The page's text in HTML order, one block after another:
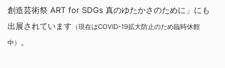
創造芸術祭 ART for SDGs 真のゆたかさのために」にも
出展されています （現在はCOVID-19拡大防止のため臨時休館
中） 。